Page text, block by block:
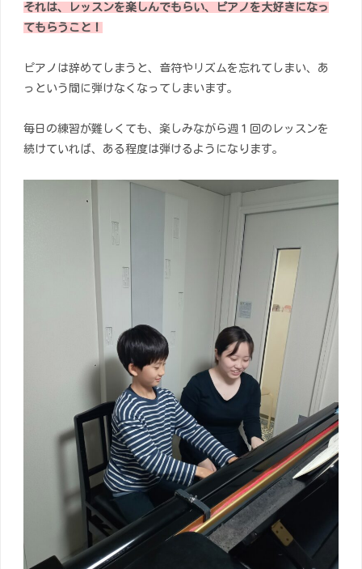
それは、レッスンを楽しんでもらい、ピアノを大好きになっ
てもらうこと！
ピアノは辞めてしまうと、音符やリズムを忘れてしまい、あ
っという間に弾けなくなってしまいます。
毎日の練習が難しくても、楽しみながら週１回のレッスンを
続けていれば、ある程度は弾けるようになります。